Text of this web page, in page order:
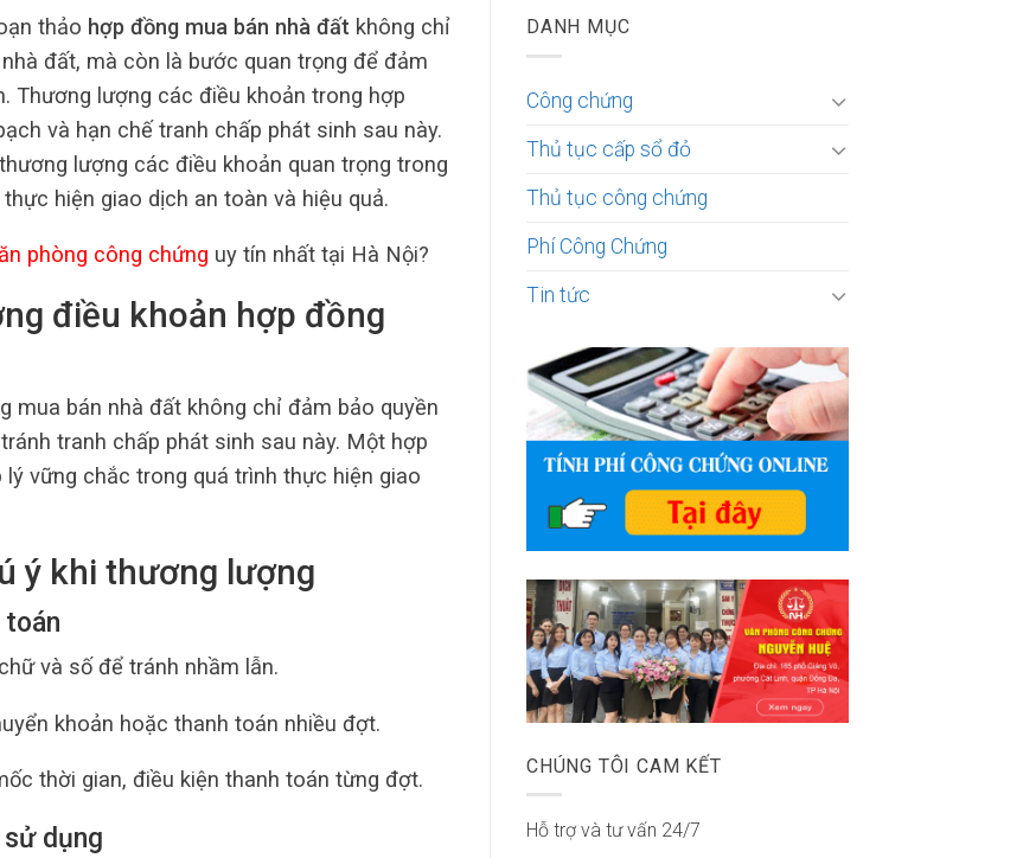
thảo hợp đồng mua bán nhà đất không chỉ
đất, mà còn là bước quan trọng để đảm
Thương lượng các điều khoản trong hợp
và hạn chế tranh chấp phát sinh sau này.
lượng các điều khoản quan trọng trong
hiện giao dịch an toàn và hiệu quả.
phòng công chứng uy tín nhất tại Hà Nội?
điều khoản hợp đồng
mua bán nhà đất không chỉ đảm bảo quyền
tranh chấp phát sinh sau này. Một hợp
vững chắc trong quá trình thực hiện giao
ý khi thương lượng
toán
và số để tránh nhầm lẫn.
khoản hoặc thanh toán nhiều đợt.
thời gian, điều kiện thanh toán từng đợt.
dụng
DANH MỤC
Công chứng
Thủ tục cấp sổ đỏ
Thủ tục công chứng
Phí Công Chứng
Tin tức
CHÚNG TÔI CAM KẾT
Hỗ trợ và tư vấn 24/7